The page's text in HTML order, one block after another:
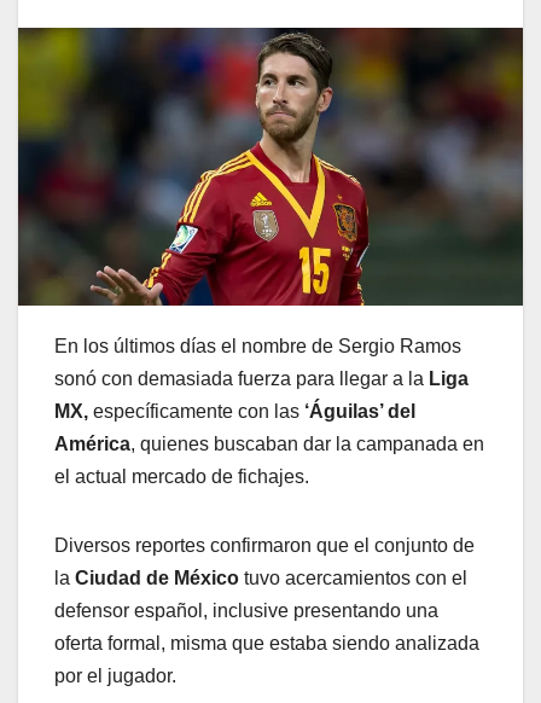
En los últimos días el nombre de Sergio Ramos
sonó con demasiada fuerza para llegar a la Liga
MX, específicamente con las ‘Águilas’ del
América, quienes buscaban dar la campanada en
el actual mercado de fichajes.
Diversos reportes confirmaron que el conjunto de
la Ciudad de México tuvo acercamientos con el
defensor español, inclusive presentando una
oferta formal, misma que estaba siendo analizada
por el jugador.